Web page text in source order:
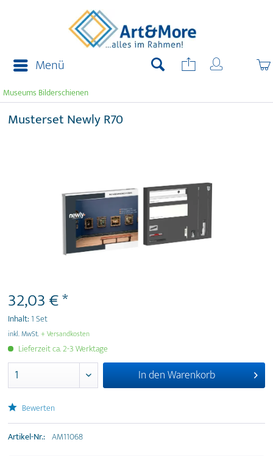
Menü
Museums Bilderschienen
Musterset Newly R70
32,03 € *
Inhalt:1 Set
inkl. MwSt.+ Versandkosten
Lieferzeit ca. 2-3 Werktage
In denWarenkorb
Bewerten
Artikel-Nr.: AM11068